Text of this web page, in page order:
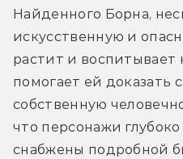
Найденного Борна,
искусственную и
растит и воспитывает
помогает ей доказать
собственную
что персонажи
снабжены подробной